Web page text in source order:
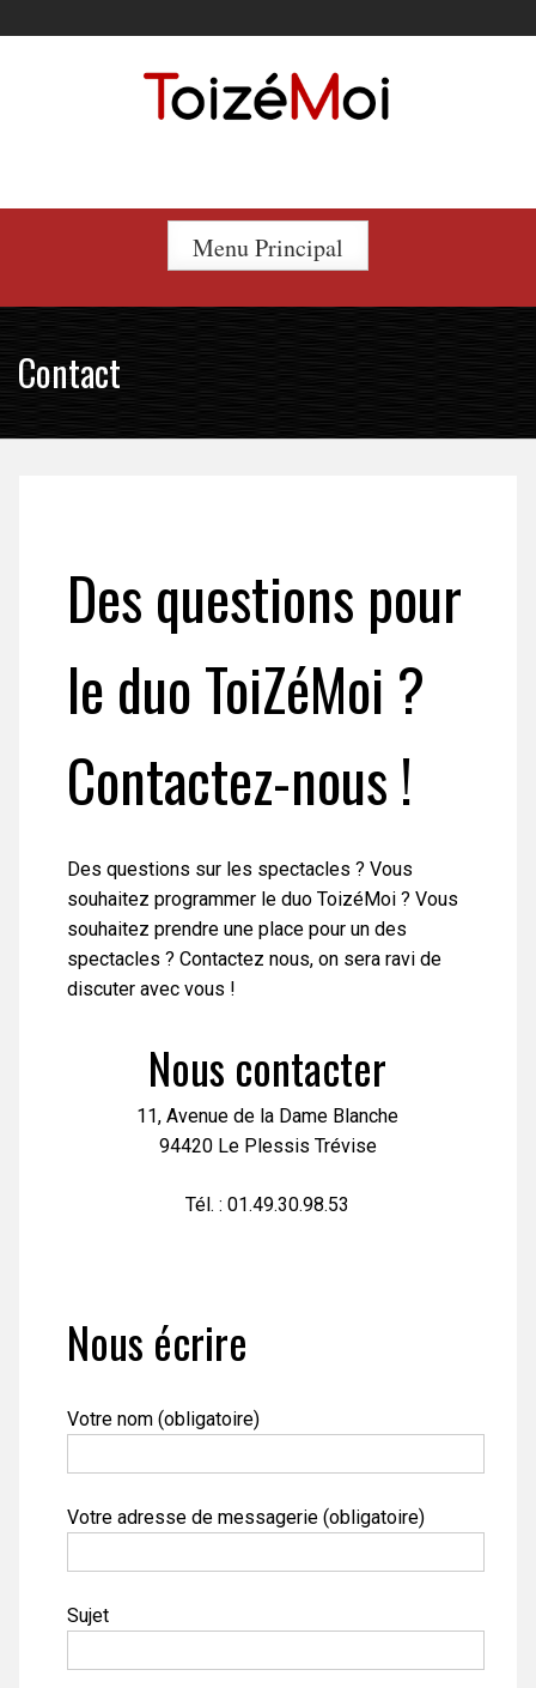
Menu Principal
Contact
Des questions pour
le duo ToiZéMoi ?
Contactez-nous !
Des questions sur les spectacles ? Vous
souhaitez programmer le duo ToizéMoi ? Vous
souhaitez prendre une place pour un des
spectacles ? Contactez nous, on sera ravi de
discuter avec vous !
Nous contacter
11, Avenue de la Dame Blanche
94420 Le Plessis Trévise
Tél. : 01.49.30.98.53
Nous écrire
Votre nom (obligatoire)
Votre adresse de messagerie (obligatoire)
Sujet